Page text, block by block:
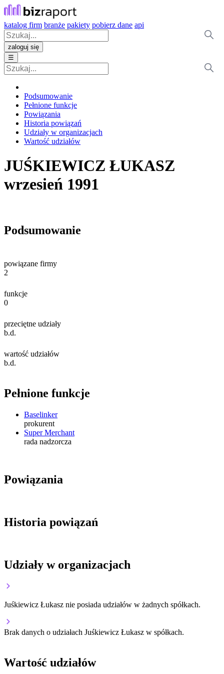
katalog firm branże pakiety pobierz dane api
zaloguj się
☰
Podsumowanie
Pełnione funkcje
Powiązania
Historia powiązań
Udziały w organizacjach
Wartość udziałów
JUŚKIEWICZ ŁUKASZ
wrzesień 1991
Podsumowanie
powiązane firmy
2
funkcje
0
przeciętne udziały
b.d.
wartość udziałów
b.d.
Pełnione funkcje
Baselinker
prokurent
Super Merchant
rada nadzorcza
Powiązania
Historia powiązań
Udziały w organizacjach
Juśkiewicz Łukasz nie posiada udziałów w żadnych spółkach.
Brak danych o udziałach Juśkiewicz Łukasz w spółkach.
Wartość udziałów